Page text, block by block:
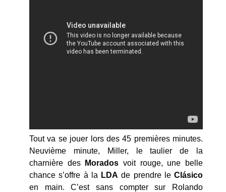
Tout va se jouer lors des 45 premières minutes.
Neuvième minute, Miller, le taulier de la
charnière des
Morados voit rouge, une belle
chance s’offre à la LDA de prendre le Clásico
en main. C’est sans compter sur Rolando